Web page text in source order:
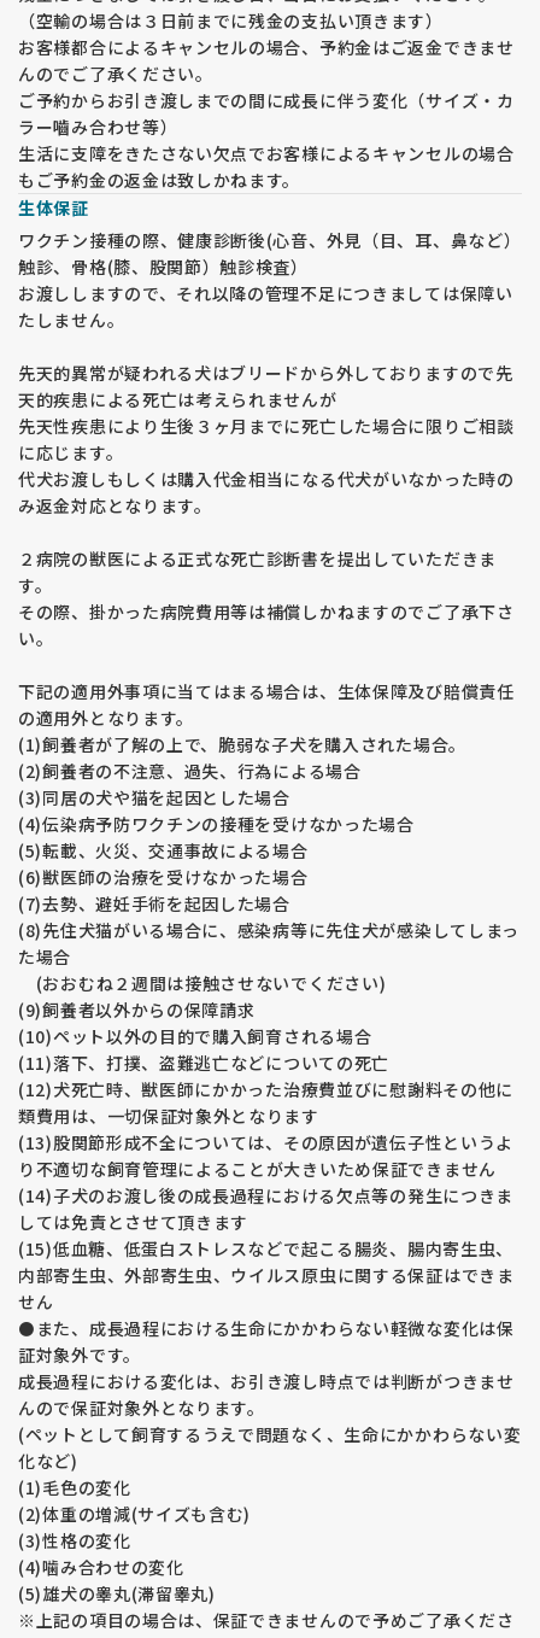
（空輸の場合は３日前までに残金の支払い頂きます）
お客様都合によるキャンセルの場合、予約金はご返金できませ
んのでご了承ください。
ご予約からお引き渡しまでの間に成長に伴う変化（サイズ・カ
ラー嚙み合わせ等）
生活に支障をきたさない欠点でお客様によるキャンセルの場合
もご予約金の返金は致しかねます。
生体保証
ワクチン接種の際、健康診断後(心音、外見（目、耳、鼻など）
触診、骨格(膝、股関節）触診検査）
お渡ししますので、それ以降の管理不足につきましては保障い
たしません。
先天的異常が疑われる犬はブリードから外しておりますので先
天的疾患による死亡は考えられませんが
先天性疾患により生後３ヶ月までに死亡した場合に限りご相談
に応じます。
代犬お渡しもしくは購入代金相当になる代犬がいなかった時の
み返金対応となります。
２病院の獣医による正式な死亡診断書を提出していただきま
す。
その際、掛かった病院費用等は補償しかねますのでご了承下さ
い。
下記の適用外事項に当てはまる場合は、生体保障及び賠償責任
の適用外となります。
(1)飼養者が了解の上で、脆弱な子犬を購入された場合。
(2)飼養者の不注意、過失、行為による場合
(3)同居の犬や猫を起因とした場合
(4)伝染病予防ワクチンの接種を受けなかった場合
(5)転載、火災、交通事故による場合
(6)獣医師の治療を受けなかった場合
(7)去勢、避妊手術を起因した場合
(8)先住犬猫がいる場合に、感染病等に先住犬が感染してしまっ
た場合
(おおむね２週間は接触させないでください)
(9)飼養者以外からの保障請求
(10)ペット以外の目的で購入飼育される場合
(11)落下、打撲、盗難逃亡などについての死亡
(12)犬死亡時、獣医師にかかった治療費並びに慰謝料その他に
類費用は、一切保証対象外となります
(13)股関節形成不全については、その原因が遺伝子性というよ
り不適切な飼育管理によることが大きいため保証できません
(14)子犬のお渡し後の成長過程における欠点等の発生につきま
しては免責とさせて頂きます
(15)低血糖、低蛋白ストレスなどで起こる腸炎、腸内寄生虫、
内部寄生虫、外部寄生虫、ウイルス原虫に関する保証はできま
せん
⚫️また、成長過程における生命にかかわらない軽微な変化は保
証対象外です。
成長過程における変化は、お引き渡し時点では判断がつきませ
んので保証対象外となります。
(ペットとして飼育するうえで問題なく、生命にかかわらない変
化など)
(1)毛色の変化
(2)体重の増減(サイズも含む)
(3)性格の変化
(4)噛み合わせの変化
(5)雄犬の睾丸(滞留睾丸)
※上記の項目の場合は、保証できませんので予めご了承くださ